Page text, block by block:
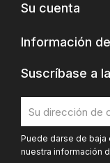
Su cuenta
Información
Suscríbase a
Puede darse de baja
nuestra información